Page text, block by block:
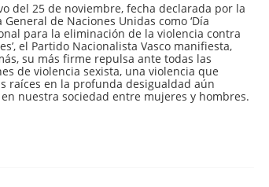
del 25 de noviembre, fecha declarada por la
General de Naciones Unidas como ‘Día
para la eliminación de la violencia contra
el Partido Nacionalista Vasco manifiesta,
su más firme repulsa ante todas las
de violencia sexista, una violencia que
raíces en la profunda desigualdad aún
nuestra sociedad entre mujeres y hombres.